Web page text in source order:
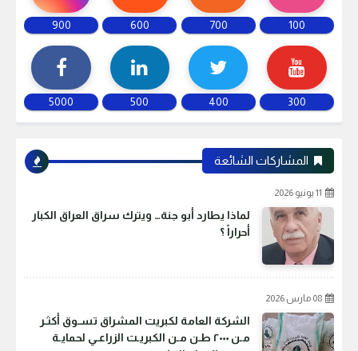
100
700
600
900
300
400
500
5000
المشاركات الشائعة
11 يونيو 2026
لماذا يطارد أبو جنة… ويترك سراق العراق الكبار
أحراراً ؟
08 مارس 2026
الشركة العامة لكبريت المشراق تسـوق أكثـر
مـن ٢٠٠٠ طـن مـن الكبريـت الزراعـي لحمايـة